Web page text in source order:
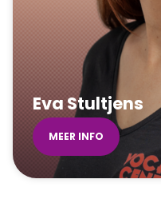
Eva Stultjens
MEER INFO